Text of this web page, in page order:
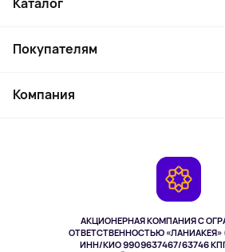
АКЦИОНЕРНАЯ КОМПАНИЯ С
ОТВЕТСТВЕННОСТЬЮ «ЛАНИАКЕЯ»
ИНН/КИО 9909637467/63746
Ноутбуки, мониторы, VR
Косметика и уход
Покупателям
Как заказать
Компания